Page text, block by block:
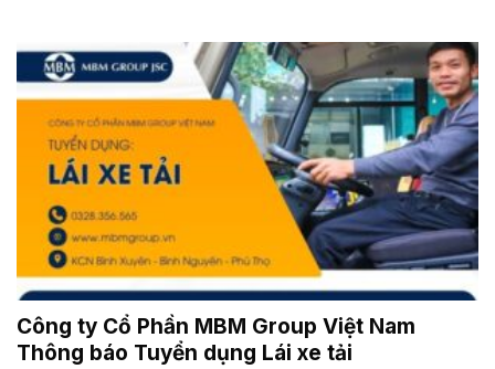
Công ty Cổ Phần MBM Group Việt Nam
Thông báo Tuyển dụng Lái xe tải